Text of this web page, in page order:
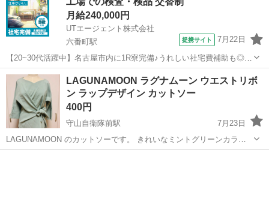
ットへお持...
月給240,000円
UTエージェント株式会社
六番町駅
提携サイト 7月22日
【20~30代活躍中】名古屋市内に1R寮完備♪うれしい社宅費補助も◎未
経験でもしっかり稼げる高収入ワーク☆コツモク派におすすめの組立
＆検査☆正社員登用制度あり《Javz1C》 詳細情報 ＜自動車エンジン
の組立・加工＞ 電気...
愛知 名古屋市 その他
LAGUNAMOON ラグナムーン ウエストリボ
ン ラップデザイン カットソー
400円
守山自衛隊前駅
7月23日
LAGUNAMOON のカットソーです。 きれいなミントグリーンカラー
で、ウエストリボンのラップ風デザインがとてもおしゃれです。 シル